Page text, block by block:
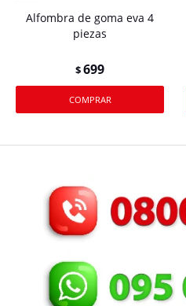
Alfombra de goma eva 4
piezas
$699